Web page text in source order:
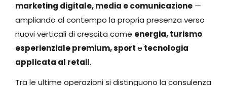
marketing digitale, media e comunicazione —
ampliando al contempo la propria presenza verso
nuovi verticali di crescita come energia, turismo
esperienziale premium, sporte tecnologia
applicata al retail.
Tra le ultime operazioni si distinguono la consulenza